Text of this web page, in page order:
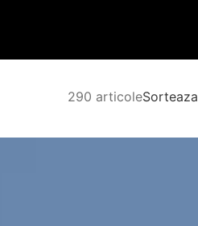
290 articoleSorteaza